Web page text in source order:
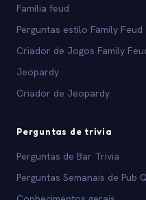
Família feud
Perguntas estilo Family Feud
Criador de Jogos Family
Jeopardy
Criador de Jeopardy
Perguntas de trivia
Perguntas de Bar Trivia
Perguntas Semanais de Pub